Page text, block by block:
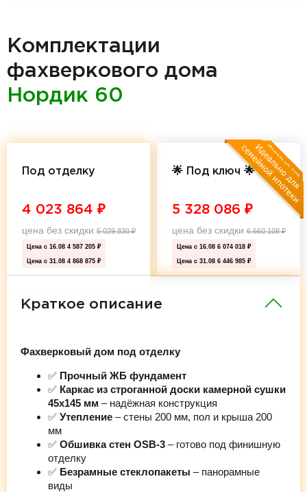
Комплектации
фахверкового дома
Нордик 60
Под отделку
4 023 864 ₽
цена без скидки5 029 830₽
Цена с 16.08 4 587 205 ₽
Цена с 31.08 4 868 875 ₽
🌟 Под ключ 🌟
5 328 086 ₽
цена без скидки6 660 108₽
Цена с 16.08 6 074 018 ₽
Цена с 31.08 6 446 985 ₽
Краткое описание
Фахверковый дом под отделку
✅ Прочный ЖБ фундамент
✅ Каркас из строганной доски камерной сушки
45х145 мм – надёжная конструкция
✅ Утепление – стены 200 мм, пол и крыша 200
мм
✅ Обшивка стен OSB-3 – готово под финишную
отделку
✅ Безрамные стеклопакеты – панорамные
виды